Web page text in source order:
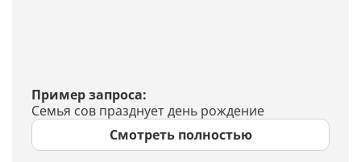
Пример запроса:
Семья сов празднует день рождение
Смотреть полностью